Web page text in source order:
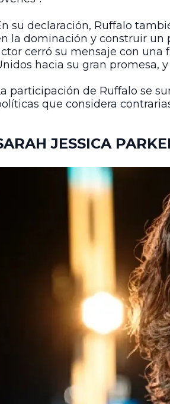
su declaración, Ruffalo
la dominación y construir un
cerró su mensaje con una
hacia su gran promesa,
participación de Ruffalo se
que considera
JESSICA